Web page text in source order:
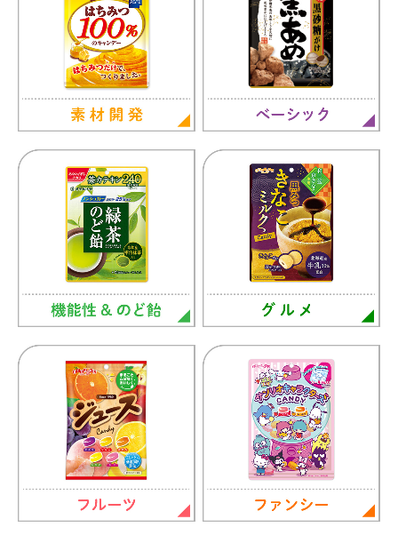
海のソーダCANDY ブランドサイト
キャンデーおもしろ情報
チュッピーママのクッキングレシピ
ハッピーと工場見学
チュッピーの掲示板
扇雀飴通信
昔からの知恵をのど飴にしました。モニター応募フォーム
昔からの知恵をのど飴にしました。モニター回答フォーム
会社概要
企業理念
社名・商標の由来